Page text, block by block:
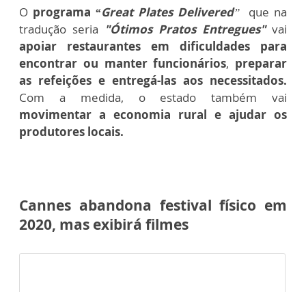
O programa “Great Plates Delivered”que na
tradução seria "Ótimos Pratos Entregues"vai
apoiar restaurantes em dificuldades para
encontrar ou manter funcionários, preparar
as refeições e entregá-las aos necessitados.
Com a medida, o estado também vai
movimentar a economia rural e ajudar os
produtores locais.
Cannes abandona festival físico em
2020, mas exibirá filmes